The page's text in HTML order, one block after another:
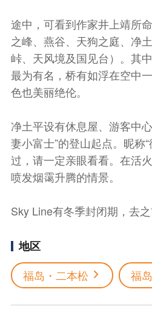
途中，可看到作家井上靖所
之峰、燕谷、天狗之庭、净
峠、天风境及国见台）。其
最为有名，桥有如浮在空中
色也美丽绝伦。
净土平设有休息屋、游客中
妻小富士”的登山起点。昵称
过，请一定亲眼看看。在活
喷发烟霭升腾的情景。
Sky Line有冬季封闭期，去
地区
福岛・二本松
福